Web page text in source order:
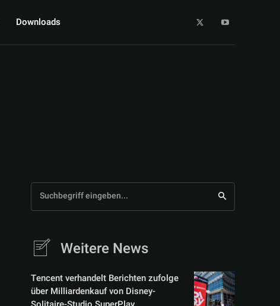
Downloads
Suchbegriff eingeben...
Weitere News
Tencent verhandelt Berichten zufolge
über Milliardenkauf von Disney-